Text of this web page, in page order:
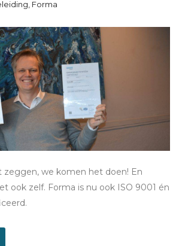
Forma
we komen het doen! En
ook zelf. Forma is nu ook ISO 9001 én